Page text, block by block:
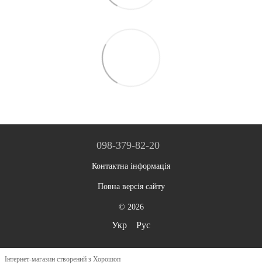
098-379-82-20
Контактна інформація
Повна версія сайту
© 2026
Укр Рус
Інтернет-магазин створений з Хорошоп